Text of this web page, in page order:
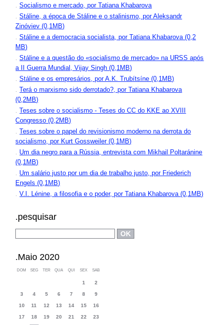
.Socialismo e mercado, por Tatiana Khabarova
.Stáline, a época de Stáline e o stalinismo, por Aleksandr
Zinóviev (0,1MB)
.Stáline e a democracia socialista, por Tatiana Khabarova (0,2
MB)
.Stáline e a questão do «socialismo de mercado» na URSS após
a II Guerra Mundial, Vijay Singh (0,1MB)
.Stáline e os empresários, por A.K. Trubítsíne (0,1MB)
.Terá o marxismo sido derrotado?, por Tatiana Khabarova
(0,2MB)
.Teses sobre o socialismo - Teses do CC do KKE ao XVIII
Congresso (0,2MB)
.Teses sobre o papel do revisionismo moderno na derrota do
socialismo, por Kurt Gossweiler (0,1MB)
. Um dia negro para a Rússia, entrevista com Mikhail Poltaránine
(0,1MB)
. Um salário justo por um dia de trabalho justo, por Friederich
Engels (0,1MB)
.V.I. Lénine, a filosofia e o poder, por Tatiana Khabarova (0,1MB)
.pesquisar
.Maio 2020
DOM SEG TER QUA QUI SEX SAB
1 2
3 4 5 6 7 8 9
10 11 12 13 14 15 16
17 18 19 20 21 22 23